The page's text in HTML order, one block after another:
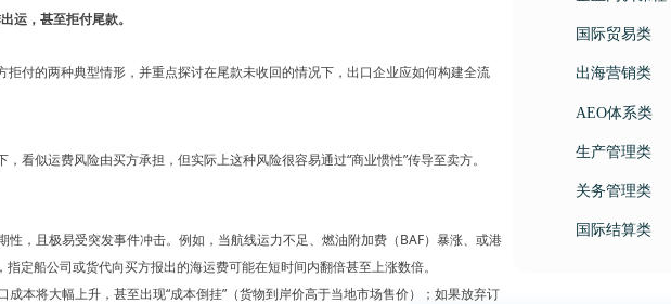
运，甚至拒付尾款。
付的两种典型情形，并重点探讨在尾款未收回的情况下，出口企业应如何构建全流
看似运费风险由买方承担，但实际上这种风险很容易通过“商业惯性”传导至卖方。
，且极易受突发事件冲击。例如，当航线运力不足、燃油附加费（BAF）暴涨、或港
定船公司或货代向买方报出的海运费可能在短时间内翻倍甚至上涨数倍。
本将大幅上升，甚至出现“成本倒挂”（货物到岸价高于当地市场售价）；如果放弃订
国际贸易类
出海营销类
AEO体系类
生产管理类
关务管理类
国际结算类